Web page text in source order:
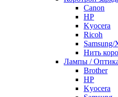
Canon
HP
Kyocera
Ricoh
Samsung/
Нить
Лампы /
Brother
HP
Kyocera